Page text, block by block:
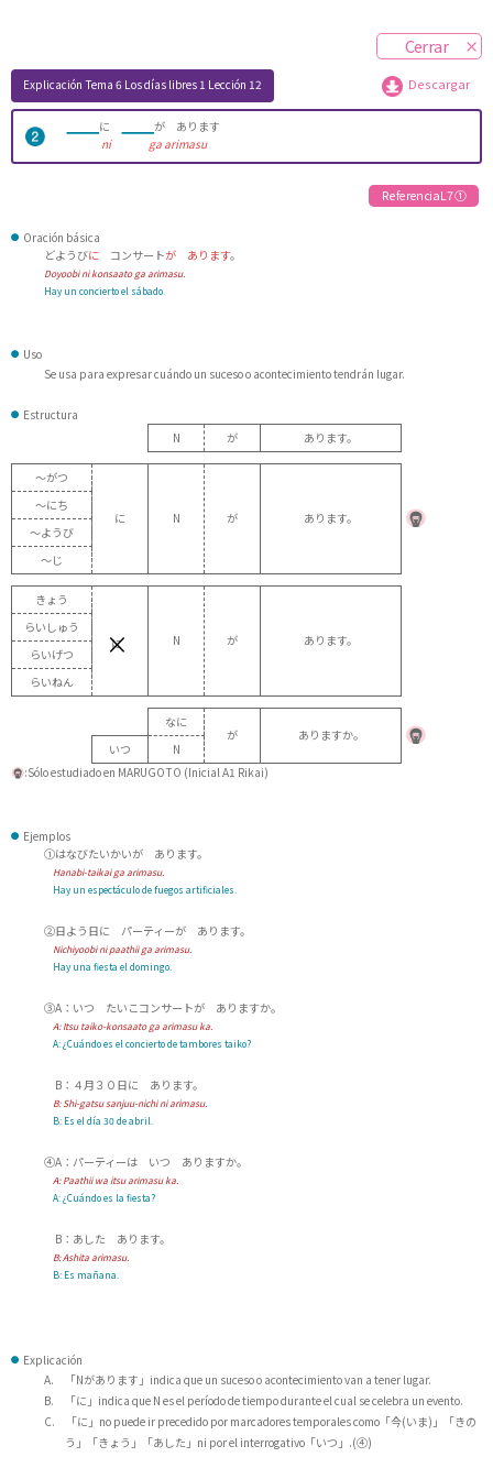
Cerrar
Explicación Tema 6 Los días libres 1 Lección 12 Descargar
に
が あります
ni
ga arimasu
Referencia L7 ①
Oración básica
どようびに コンサートが あります。
Doyoobi ni konsaato ga arimasu.
Hay un concierto el sábado.
Uso
Se usa para expresar cuándo un suceso o acontecimiento tendrán lugar.
Estructura
N
が あります。
～がつ
に N が あります。
～にち
～ようび
～じ
きょう
に
× N が あります。
らいしゅう
らいげつ
らいねん
なに
が
ありますか。
いつ
N
:Sólo estudiado en MARUGOTO (Inicial A1 Rikai)
Ejemplos
①はなびたいかいが あります。
Hanabi-taikai ga arimasu.
Hay un espectáculo de fuegos artificiales.
②日よう日に パーティーが あります。
Nichiyoobi ni paathii ga arimasu.
Hay una fiesta el domingo.
③A：いつ たいこコンサートが ありますか。
A:Itsu taiko-konsaato ga arimasu ka.
A: ¿Cuándo es el concierto de tambores taiko?
B：４月３０日に あります。
B:Shi-gatsu sanjuu-nichi ni arimasu.
B: Es el día 30 de abril.
④A：パーティーは いつ ありますか。
A:Paathii wa itsu arimasu ka.
A: ¿Cuándo es la fiesta?
B：あした あります。
B:Ashita arimasu.
B: Es mañana.
Explicación
A. 「Nがあります」indica que un suceso o acontecimiento van a tener lugar.
B. 「に」indica que N es el período de tiempo durante el cual se celebra un evento.
C. 「に」no puede ir precedido por marcadores temporales como「今(いま)」「きの
う」「きょう」「あした」ni por el interrogativo「いつ」.(④)